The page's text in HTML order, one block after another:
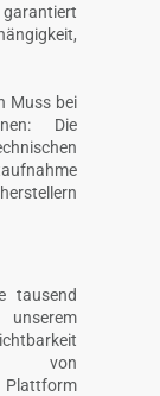
Muss bei
Die
tausend
unserem
von